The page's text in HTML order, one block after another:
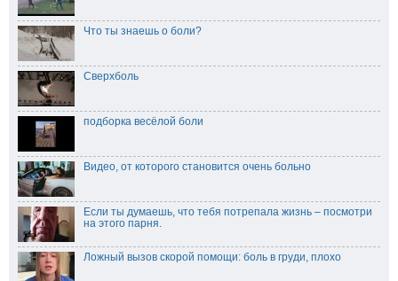
Что ты знаешь о боли?
Сверхболь
подборка весёлой боли
Видео, от которого становится очень больно
Если ты думаешь, что тебя потрепала жизнь – посмотри
на этого парня.
Ложный вызов скорой помощи: боль в груди, плохо